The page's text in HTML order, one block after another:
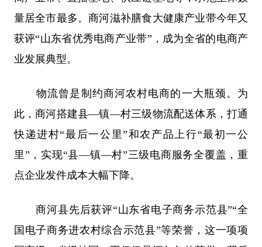
量居全市最多。商河滋补膳食大健康产业带今年又
获评“山东省优秀电商产业带”，成为全省的电商产
业发展典型。
物流曾是制约商河农村电商的一大瓶颈。为
此，商河搭建县—镇—村三级物流配送体系，打通
快递进村“最后一公里”和农产品上行“最初一公
里”，实现“县—镇—村”三级电商服务全覆盖，重
点企业发件成本大幅下降。
商河县先后获评“山东省电子商务示范县”“全
国电子商务进农村综合示范县”等荣誉，这一项项